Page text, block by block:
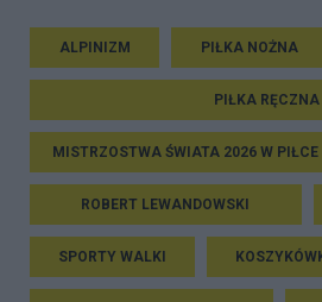
ALPINIZM PIŁKA NOŻNA
PIŁKA RĘCZNA
MISTRZOSTWA ŚWIATA 2026 W PIŁCE
ROBERT LEWANDOWSKI
SPORTY WALKI